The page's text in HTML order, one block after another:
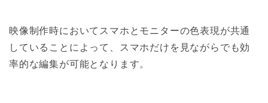
映像制作時においてスマホとモニターの色表現が共通
していることによって、スマホだけを見ながらでも効
率的な編集が可能となります。